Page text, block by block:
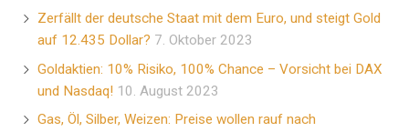
Zerfällt der deutsche Staat mit dem Euro, und steigt Gold
auf 12.435 Dollar? 7. Oktober 2023
Goldaktien: 10% Risiko, 100% Chance – Vorsicht bei DAX
und Nasdaq! 10. August 2023
Gas, Öl, Silber, Weizen: Preise wollen rauf nach